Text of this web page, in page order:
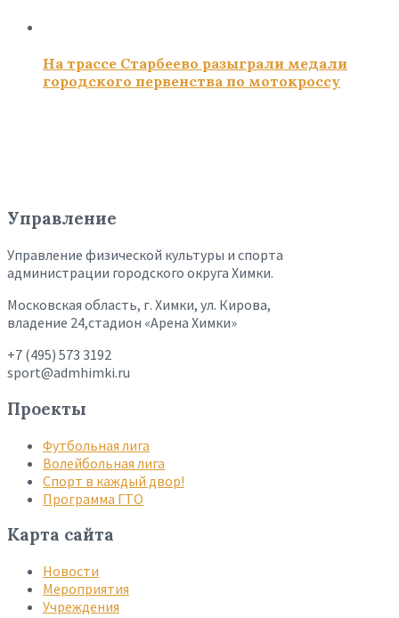
На трассе Старбеево разыграли медали
городского первенства по мотокроссу
Управление
Управление физической культуры и спорта
администрации городского округа Химки.
Московская область, г. Химки, ул. Кирова,
владение 24,стадион «Арена Химки»
+7 (495) 573 3192
sport@admhimki.ru
Проекты
Футбольная лига
Волейбольная лига
Спорт в каждый двор!
Программа ГТО
Карта сайта
Новости
Мероприятия
Учреждения